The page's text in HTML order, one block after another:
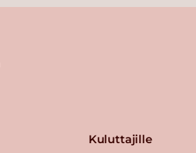
Kuluttajille